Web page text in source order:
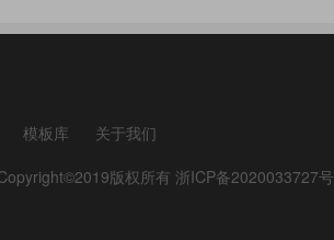
模板库
关于我们
版权所有 浙ICP备2020033727号